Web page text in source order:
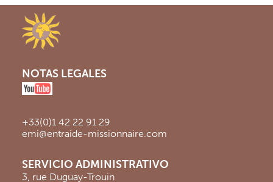
NOTAS LEGALES
+33(0)1 42 22 91 29
emi@entraide-missionnaire.com
SERVICIO ADMINISTRATIVO
3, rue Duguay-Trouin